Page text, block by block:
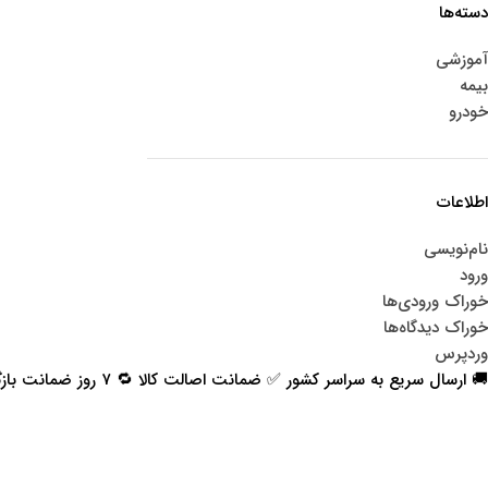
دسته‌ها
آموزشی
بیمه
خودرو
اطلاعات
نام‌نویسی
ورود
خوراک ورودی‌ها
خوراک دیدگاه‌ها
وردپرس
🚚 ارسال سریع به سراسر کشور ✅ ضمانت اصالت کالا 🔁 ۷ روز ضمانت بازگشت 📞 پشتیبانی واقعی